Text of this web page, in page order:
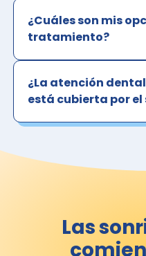
¿Cuáles son mis
tratamiento?
¿La atención
está cubierta por el
Las